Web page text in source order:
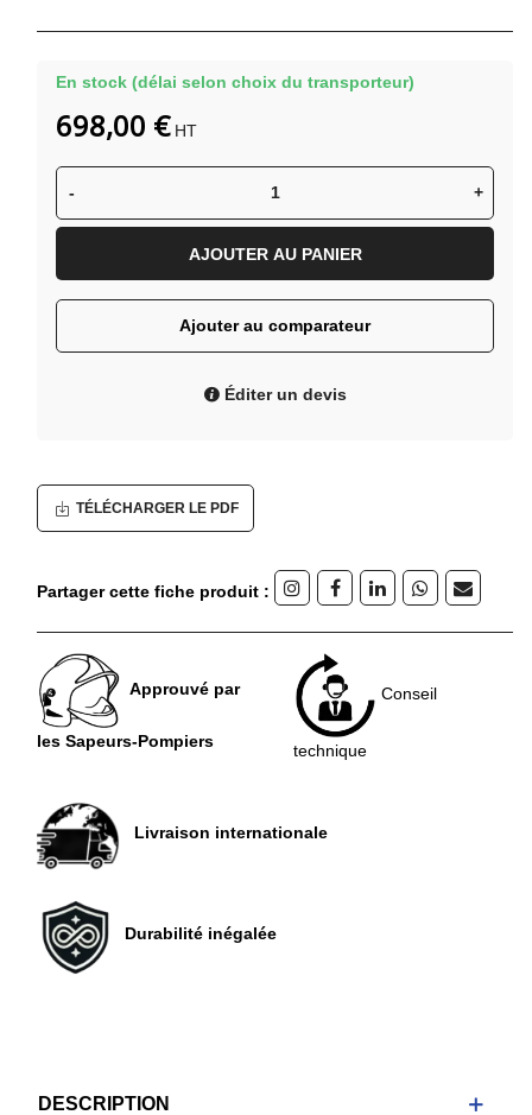
En stock (délai selon choix du transporteur)
- +
AJOUTER AU PANIER
Ajouter au comparateur
Éditer un devis
698,00 € HT
TÉLÉCHARGER LE PDF
Partager cette fiche produit :
Approuvé par
les Sapeurs-Pompiers
Conseil
technique
Livraison internationale
Durabilité inégalée
DESCRIPTION